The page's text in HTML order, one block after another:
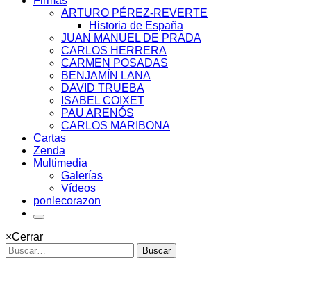
ARTURO PÉREZ-REVERTE
Historia de España
JUAN MANUEL DE PRADA
CARLOS HERRERA
CARMEN POSADAS
BENJAMÍN LANA
DAVID TRUEBA
ISABEL COIXET
PAU ARENÓS
CARLOS MARIBONA
Cartas
Zenda
Multimedia
Galerías
Vídeos
ponlecorazon
×Cerrar
Buscar